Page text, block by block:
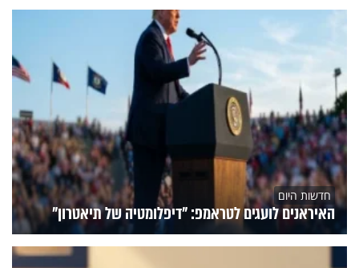
חדשות היום
האיראנים לועגים לטראמפ: "דיפלומטיה של תיאטרון"